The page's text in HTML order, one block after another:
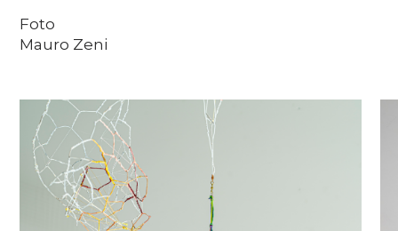
Foto
Mauro Zeni